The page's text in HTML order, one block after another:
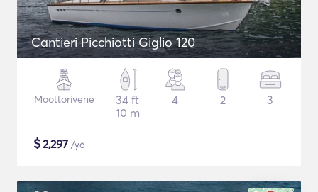
Cantieri Picchiotti Giglio 120
Moottorivene
34 ft
10 m
4 2 3
$2,297 /yö